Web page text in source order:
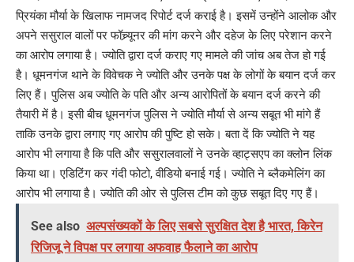
प्रियंका मौर्या के खिलाफ नामजद रिपोर्ट दर्ज कराई है। इसमें उन्होंने आलोक और
अपने ससुराल वालों पर फॉच्र्यूनर की मांग करने और दहेज के लिए परेशान करने
का आरोप लगाया है। ज्योति द्वारा दर्ज कराए गए मामले की जांच अब तेज हो गई
है। धूमनगंज थाने के विवेचक ने ज्योति और उनके पक्ष के लोगों के बयान दर्ज कर
लिए हैं। पुलिस अब ज्योति के पति और अन्य आरोपितों के बयान दर्ज करने की
तैयारी में है। इसी बीच धूमनगंज पुलिस ने ज्योति मौर्या से अन्य सबूत भी मांगे हैं
ताकि उनके द्वारा लगाए गए आरोप की पुष्टि हो सके। बता दें कि ज्योति ने यह
आरोप भी लगाया है कि पति और ससुरालवालों ने उनके व्हाट्सएप का क्लोन लिंक
किया था। एडिटिंग कर गंदी फोटो, वीडियो बनाई गई। ज्योति ने ब्लैकमेलिंग का
आरोप भी लगाया है। ज्योति की ओर से पुलिस टीम को कुछ सबूत दिए गए हैं।
See also अल्पसंख्यकों के लिए सबसे सुरक्षित देश है भारत, किरेन
रिजिजू ने विपक्ष पर लगाया अफवाह फैलाने का आरोप